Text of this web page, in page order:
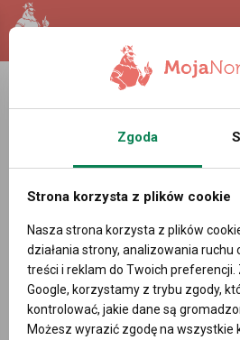
LANCASTER
36.9 °C
Barnehageressursen -
pracodawcy w Norwegii
Powiadom mnie o nowych ofertach
DODAJ OFERTĘ
Zgoda
Strona korzysta z plików cookie
Nasza strona korzysta z plików
działania strony, analizowania
treści i reklam do Twoich
Google, korzystamy z trybu zgody,
kontrolować, jakie dane są
Możesz wyrazić zgodę na wszystkie